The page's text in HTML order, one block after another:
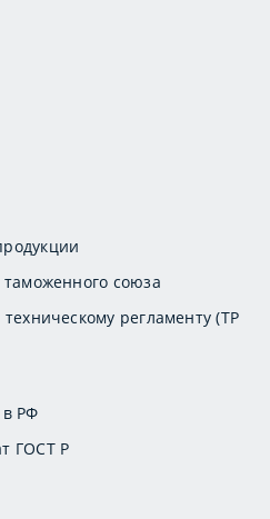
таможенного союза
регламенту (ТР
в РФ
ГОСТ Р